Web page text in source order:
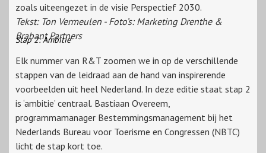
zoals uiteengezet in de visie Perspectief 2030.
Tekst: Ton Vermeulen - Foto’s: Marketing Drenthe &
Brabant Partners
Stap 2: Ambitie
Elk nummer van R&T zoomen we in op de verschillende
stappen van de leidraad aan de hand van inspirerende
voorbeelden uit heel Nederland. In deze editie staat stap 2
is ‘ambitie’ centraal. Bastiaan Overeem,
programmamanager Bestemmingsmanagement bij het
Nederlands Bureau voor Toerisme en Congressen (NBTC)
licht de stap kort toe.